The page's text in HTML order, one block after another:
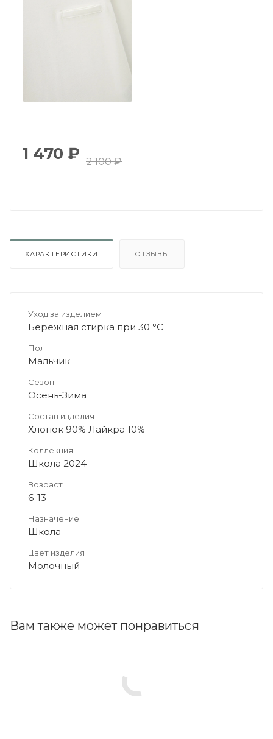
1 470 ₽ 2 100₽
ХАРАКТЕРИСТИКИ ОТЗЫВЫ
Уход за изделием
Бережная стирка при 30 °C
Пол
Мальчик
Сезон
Осень-Зима
Состав изделия
Хлопок 90% Лайкра 10%
Коллекция
Школа 2024
Возраст
6-13
Назначение
Школа
Цвет изделия
Молочный
Вам также может понравиться